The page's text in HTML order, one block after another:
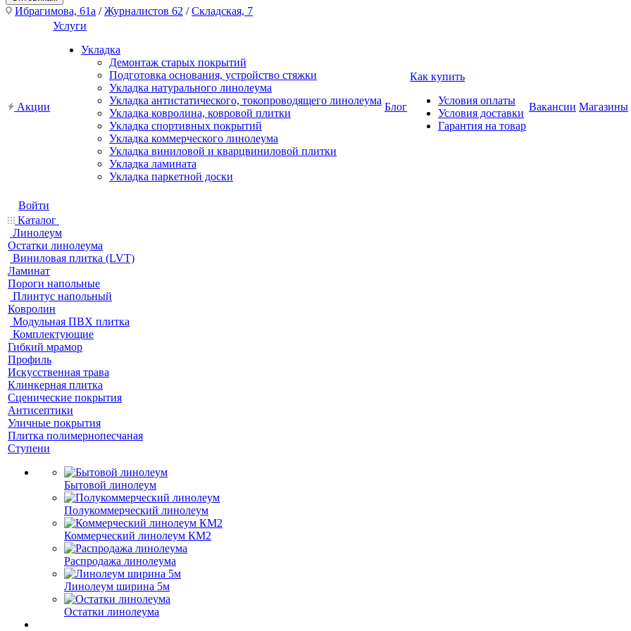
Ибрагимова, 61а /Журналистов 62 /Складская, 7
Акции
Услуги
Укладка
Демонтаж старых покрытий
Подготовка основания, устройство стяжки
Укладка натурального линолеума
Укладка антистатического, токопроводящего линолеума
Укладка ковролина, ковровой плитки
Укладка спортивных покрытий
Укладка коммерческого линолеума
Укладка виниловой и кварцвиниловой плитки
Укладка ламината
Укладка паркетной доски
Блог
Как купить
Условия оплаты
Условия доставки
Гарантия на товар
Вакансии Магазины
Войти
Каталог
Линолеум
Остатки линолеума
Виниловая плитка (LVT)
Ламинат
Пороги напольные
Плинтус напольный
Ковролин
Модульная ПВХ плитка
Комплектующие
Гибкий мрамор
Профиль
Искусственная трава
Клинкерная плитка
Сценические покрытия
Антисептики
Уличные покрытия
Плитка полимернопесчаная
Ступени
Бытовой линолеум
Полукоммерческий линолеум
Коммерческий линолеум КМ2
Распродажа линолеума
Линолеум ширина 5м
Остатки линолеума